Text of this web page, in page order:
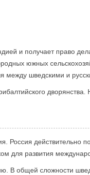
и получает право
южных
между шведскими и
дворянства.
действительно
для развития
В общей сложности